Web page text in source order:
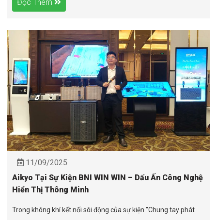
Đọc Thêm
11/09/2025
Aikyo Tại Sự Kiện BNI WIN WIN – Dấu Ấn Công Nghệ
Hiển Thị Thông Minh
Trong không khí kết nối sôi động của sự kiện "Chung tay phát